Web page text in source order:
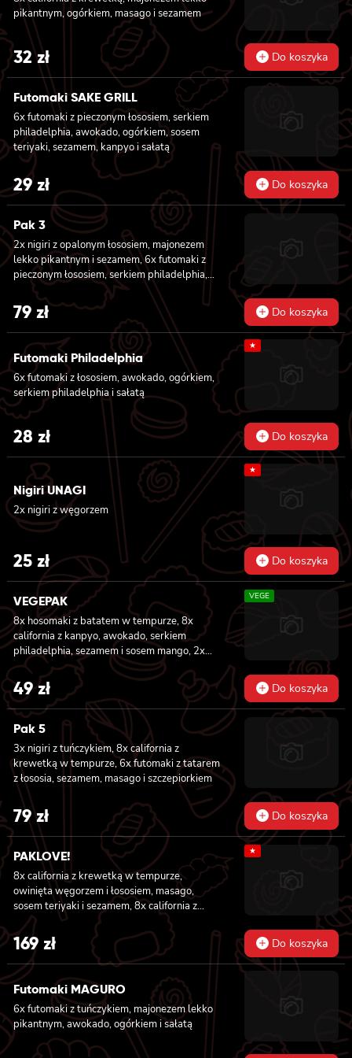
sezamem 6x futomaki z KREWETKĄ,
majonezem lekko pikantnym, ogórkiem i
sałatą 6x futomaki z TUŃCZYKIEM,
majonezem lekko pikantnym, awokado,
ogórkiem i sałatą 6x futomaki z KREWETKĄ
w tempurze, ogórkiem, sałatą i majonezem
lekko pikantnym 6x futomaki z ŁOSOSIEM,
awokado, ogórkiem, serkiem philadelphia i
sałatą 6x futomaki z pieczonym ŁOSOSIEM,
serkiem philadelphia, awokado, ogórkiem,
kanpyo, sałatą, sosem teriyaki i sezamem
pikantnym, ogórkiem, masago i sezamem
32zł Do koszyka
Futomaki SAKE GRILL
6x futomaki z pieczonym łososiem, serkiem
philadelphia, awokado, ogórkiem, sosem
teriyaki, sezamem, kanpyo i sałatą
29zł Do koszyka
Pak 3
2x nigiri z opalonym łososiem, majonezem
lekko pikantnym i sezamem, 6x futomaki z
pieczonym łososiem, serkiem philadelphia,
awokado, ogórkiem, kanpyo, sałatą, sosem
teriyaki i sezamem, 8x california z krewetką
w tempurze, majonezem lekko pikantnym,
ogórkiem, sezamem i masago, 8x hosomaki z
batatem w tempurze
79 zł Do koszyka
Futomaki Philadelphia
6x futomaki z łososiem, awokado, ogórkiem,
serkiem philadelphia i sałatą
★
28 zł Do koszyka
Nigiri UNAGI
2x nigiri z węgorzem
★
25 zł Do koszyka
VEGEPAK
8x hosomaki z batatem w tempurze, 8x
california z kanpyo, awokado, serkiem
philadelphia, sezamem i sosem mango, 2x
nigiri z awokado i sosem mango
VEGE
49zł Do koszyka
Pak 5
3x nigiri z tuńczykiem, 8x california z
krewetką w tempurze, 6x futomaki z tatarem
z łososia, sezamem, masago i szczepiorkiem
79zł Do koszyka
PAKLOVE!
8x california z krewetką w tempurze,
owinięta węgorzem i łososiem, masago,
sosem teriyaki i sezamem, 8x california z
serkiem philadelphia i kanpyo, owinięta
opalonym łososiem, sosem teriyaki,
sezamem, 8x california z serkiem
philadelphia i awokado owinięta łososiem, 6x
futomaki z krewetką w tempurze, ogórkiem,
sałatą i majonezem lekko pikantnym, 6x
futomaki z łososiem, awokado, ogórkiem,
serkiem philadelphia i sałatą, sezamem, 6x
futomaki z pieczonym łososiem, serkiem
★
169 zł Do koszyka
Futomaki MAGURO
6x futomaki z tuńczykiem, majonezem lekko
pikantnym, awokado, ogórkiem i sałatą